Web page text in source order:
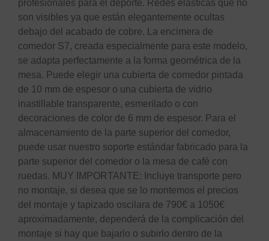
profesionales para el deporte. Redes elásticas que no
son visibles ya que están elegantemente ocultas
debajo del acabado de cobre. La encimera de
comedor S7, creada especialmente para este modelo,
se adapta perfectamente a la forma geométrica de la
mesa. Puede elegir una cubierta de comedor pintada
de 10 mm de espesor o una cubierta de vidrio
inastillable transparente, esmerilado o con
decoraciones de color de 6 mm de espesor. Para el
almacenamiento de la parte superior del comedor,
puede usar nuestro soporte estándar fabricado para la
parte superior del comedor o la mesa de café con
ruedas. MUY IMPORTANTE: Incluye transporte pero
no montaje, si desea que se lo montemos el precios
del montaje y tapizado oscilara de 790€ a 1050€
aproximadamente, dependerá de la complicación del
montaje si hay que bajarlo o subirlo dentro de la